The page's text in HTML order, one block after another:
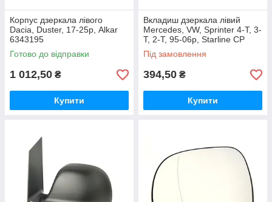
Корпус дзеркала лівого
Dacia, Duster, 17-25р, Alkar
6343195
Готово до відправки
1 012,50 ₴
Купити
Вкладиш дзеркала лівий
Mercedes, VW, Sprinter 4-T, 3-
T, 2-T, 95-06р, Starline CP
MB-SPRI-95-3583L
Під замовлення
394,50 ₴
Купити